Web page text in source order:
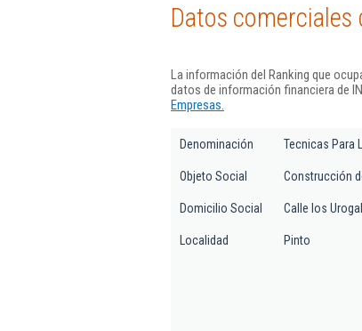
Datos comerciales
La información del Ranking que
datos de información financiera de
Empresas.
Denominación Tecnicas Para
Objeto Social Construcción
Domicilio Social Calle los
Localidad Pinto